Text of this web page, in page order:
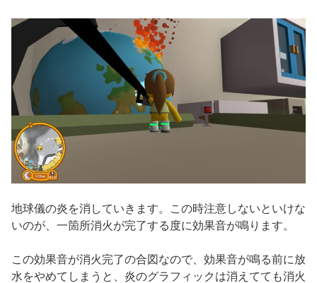
地球儀の炎を消していきます。この時注意しないといけな
いのが、一箇所消火が完了する度に効果音が鳴ります。
この効果音が消火完了の合図なので、効果音が鳴る前に放
水をやめてしまうと、炎のグラフィックは消えてても消火